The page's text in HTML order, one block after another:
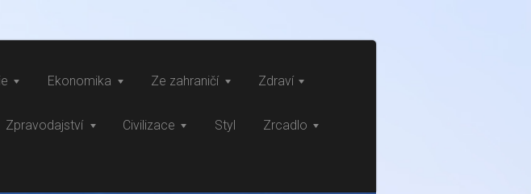
Ekonomika Ze zahraničí Zdraví
Zpravodajství Civilizace Styl Zrcadlo